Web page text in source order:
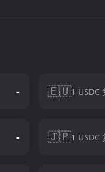
- 🇪🇺1 USDC
- 🇯🇵1 USDC